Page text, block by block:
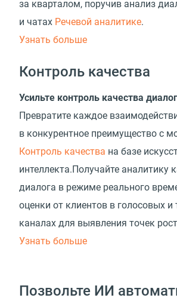
за кварталом, поручив анализ
и чатах Речевой аналитике.
Узнать больше
Контроль качества
Усильте контроль качества
Превратите каждое
в конкурентное преимущество с
Контроль качества на базе
интеллекта.Получайте аналитику
диалога в режиме реального
оценки от клиентов в голосовых и
каналах для выявления точек
Узнать больше
Позвольте ИИ